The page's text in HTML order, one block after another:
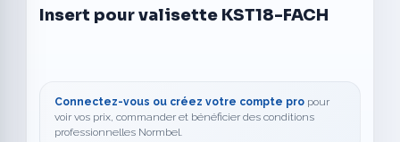
Insert pour valisette KST18-FACH
Connectez-vous ou créez votre compte pro pour
voir vos prix, commander et bénéficier des conditions
professionnelles Normbel.